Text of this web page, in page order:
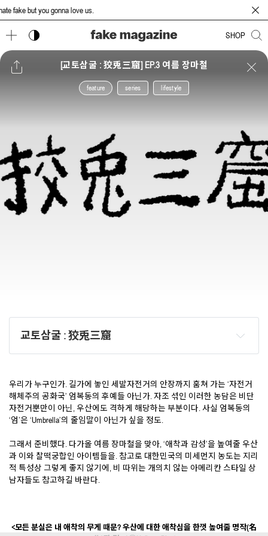
fake but you gonna love us.
다크 모드 토글 SHOP
[교토삼굴 : 狡兎三窟] EP.3 여름 장마철
feature series lifestyle
교토삼굴 : 狡兎三窟
우리가 누구인가. 길가에 놓인 세발자전거의 안장까지 훔쳐 가는 ‘자전거
해체주의 공화국’ 엄복동의 후예들 아닌가. 자조 섞인 이러한 농담은 비단
자전거뿐만이 아닌, 우산에도 격하게 해당하는 부분이다. 사실 엄복동의
‘엄’은 ‘Umbrella’의 줄임말이 아닌가 싶을 정도.
그래서 준비했다. 다가올 여름 장마철을 맞아, ‘애착과 감성’을 높여줄 우산
과 이와 찰떡궁합인 아이템들을. 참고로 대한민국의 미세먼지 농도는 지리
적 특성상 그렇게 좋지 않기에, 비 따위는 개의치 않는 아메리칸 스타일 상
남자들도 참고하길 바란다.
<모든 분실은 내 애착의 무게 때문? 우산에 대한 애착심을 한껏 높여줄 명작(名